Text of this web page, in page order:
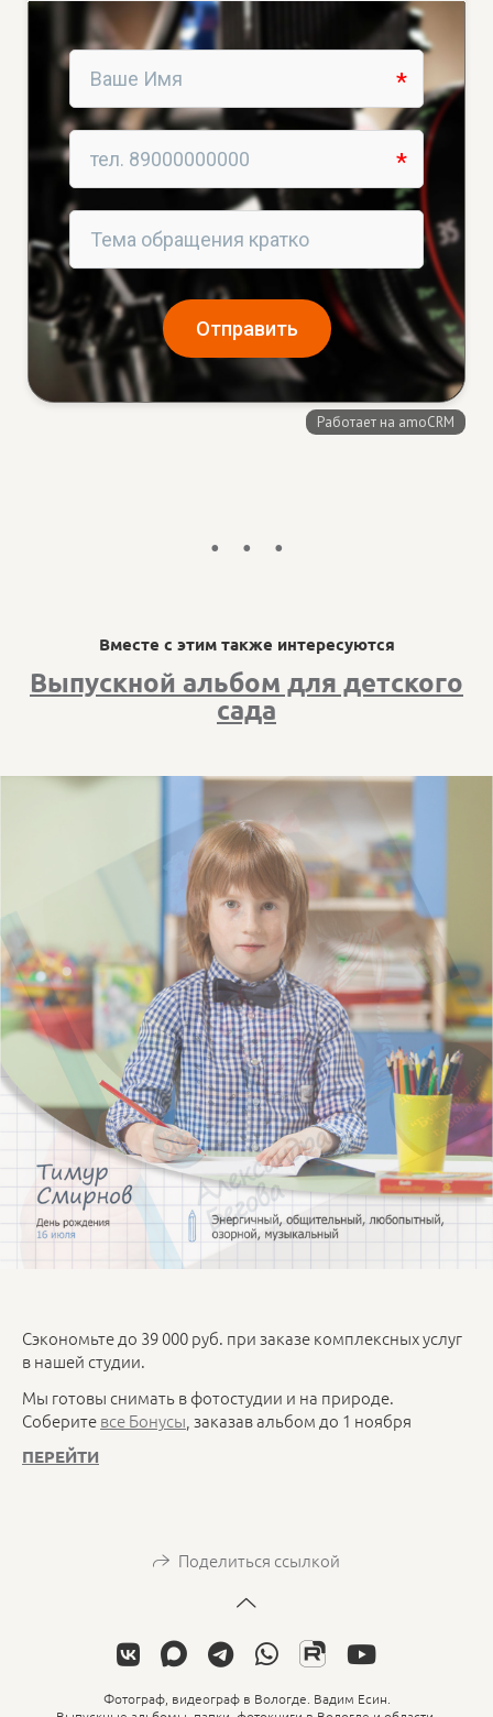
Вместе с этим также интересуются
Выпускной альбом для детского
сада
Сэкономьте до 39 000 руб. при заказе комплексных услуг
в нашей студии.
Мы готовы снимать в фотостудии и на природе.
Соберитевсе Бонусы , заказав альбом до 1 ноября
ПЕРЕЙТИ
Поделиться ссылкой
Фотограф, видеограф в Вологде. Вадим Есин.